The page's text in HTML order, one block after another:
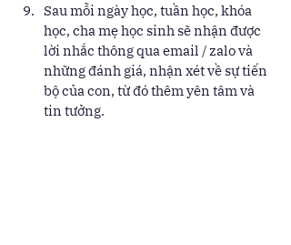
Sau mỗi ngày học, tuần học, khóa
học, cha mẹ học sinh sẽ nhận được
lời nhắc thông qua email / zalo và
những đánh giá, nhận xét về sự tiến
bộ của con, từ đó thêm yên tâm và
tin tưởng.